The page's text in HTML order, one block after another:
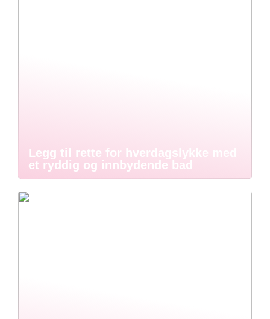
Legg til rette for hverdagslykke med
et ryddig og innbydende bad